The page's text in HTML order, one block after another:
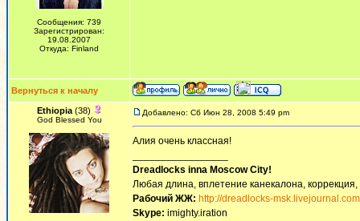
Сообщения: 739
Зарегистрирован:
19.08.2007
Откуда: Finland
Вернуться к началу
Ethiopia(38)
God Blessed You
Добавлено: Сб Июн 28, 2008 5:49 pm
Алия очень классная!
Dreadlocks inna Moscow Сity!
Любая длина, вплетение канекалона,
Рабочий ЖЖ: http://dreadlocks-
Skype: imighty.iration